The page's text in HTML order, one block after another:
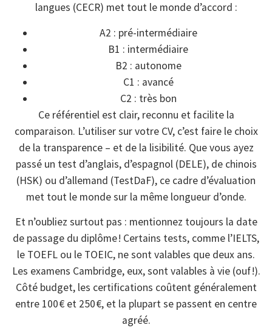
langues (CECR) met tout le monde d’accord :
A2 : pré-intermédiaire
B1 : intermédiaire
B2 : autonome
C1 : avancé
C2 : très bon
Ce référentiel est clair, reconnu et facilite la
comparaison. L’utiliser sur votre CV, c’est faire le choix
de la transparence – et de la lisibilité. Que vous ayez
passé un test d’anglais, d’espagnol (DELE), de chinois
(HSK) ou d’allemand (TestDaF), ce cadre d’évaluation
met tout le monde sur la même longueur d’onde.
Et n’oubliez surtout pas : mentionnez toujours la date
de passage du diplôme ! Certains tests, comme l’IELTS,
le TOEFL ou le TOEIC, ne sont valables que deux ans.
Les examens Cambridge, eux, sont valables à vie (ouf !).
Côté budget, les certifications coûtent généralement
entre 100 € et 250 €, et la plupart se passent en centre
agréé.